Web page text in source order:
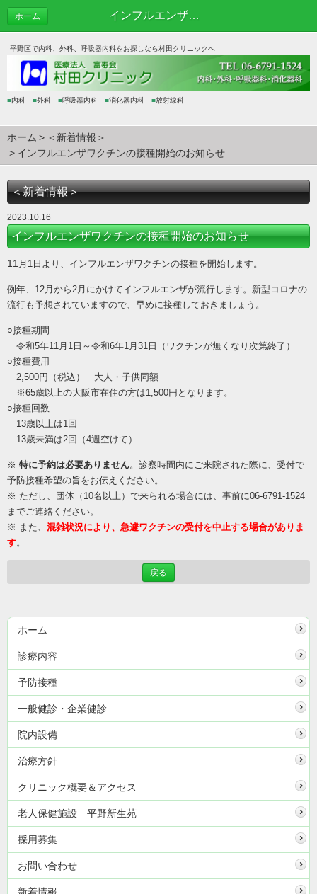
インフルエンザワクチンの接種開始のお知らせ | ＜新着情報＞
ホーム
平野区で内科、外科、呼吸器内科をお探しなら村田クリニックへ
■内科 ■外科 ■呼吸器内科 ■消化器内科 ■放射線科
ホーム
＜新着情報＞
インフルエンザワクチンの接種開始のお知らせ
＜新着情報＞
2023.10.16
インフルエンザワクチンの接種開始のお知らせ
11 月1日より、インフルエンザワクチンの接種を開始します。
例年、12月から2月にかけてインフルエンザが流行します。新型コロナの
流行も予想されていますので、早めに接種しておきましょう。
○接種期間
令和5年11月1日～令和6年1月31日（ワクチンが無くなり次第終了）
○接種費用
2,500円（税込） 大人・子供同額
※65歳以上の大阪市在住の方は1,500円となります。
○接種回数
13歳以上は1回
13歳未満は2回（4週空けて）
※ 特に予約は必要ありません。診察時間内にご来院された際に、受付で
予防接種希望の旨をお伝えください。
※ ただし、
団体（10名以上）で来られる場合には、事前に06-6791-1524
までご連絡ください。
※ また、 混雑状況により、急遽ワクチンの受付を中止する場合がありま
す。
戻る
ホーム
診療内容
予防接種
一般健診・企業健診
院内設備
治療方針
クリニック概要＆アクセス
老人保健施設 平野新生苑
採用募集
お問い合わせ